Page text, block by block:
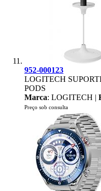
952-000123
LOGITECH
PODS
Marca: LOGITECH |
Preço sob consulta